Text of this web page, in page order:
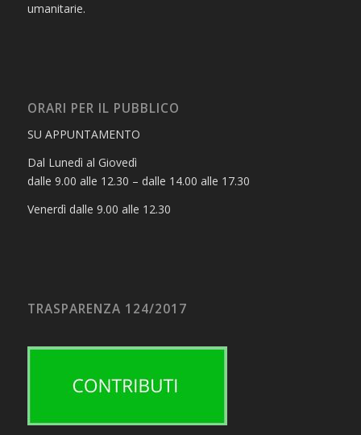
umanitarie.
ORARI PER IL PUBBLICO
SU APPUNTAMENTO
Dal Lunedì al Giovedì
dalle 9.00 alle 12.30 – dalle 14.00 alle 17.30
Venerdì dalle 9.00 alle 12.30
TRASPARENZA 124/2017